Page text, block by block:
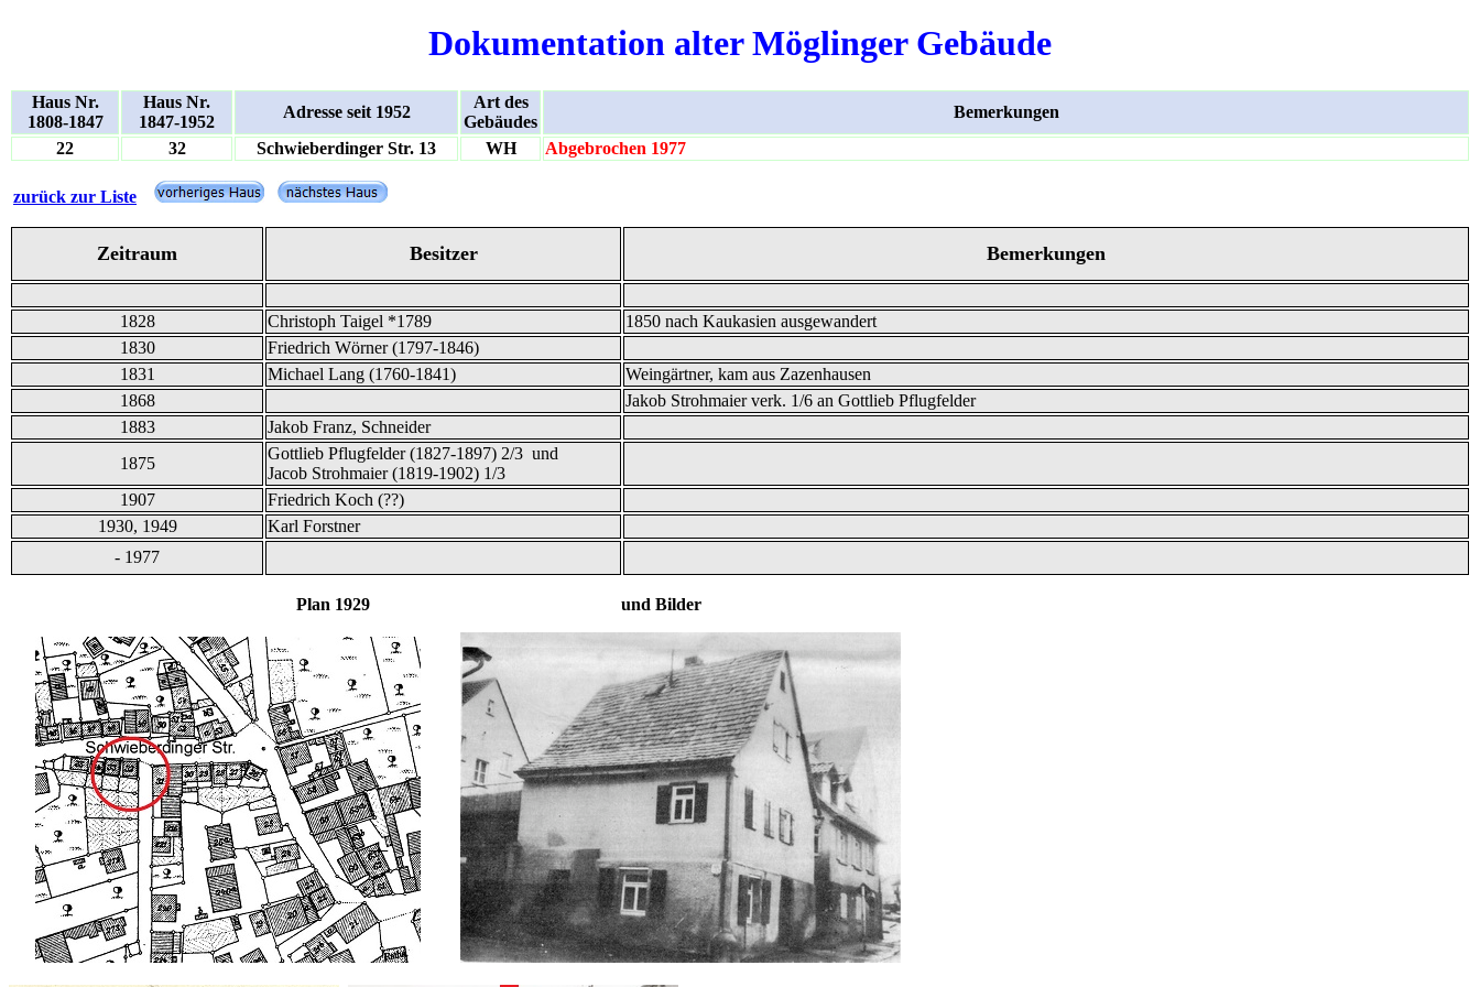
Dokumentation alter Möglinger Gebäude
Haus Nr.
1808-1847
Haus Nr.
1847-1952
Adresse seit 1952
Art des
Gebäudes
Bemerkungen
22
32 Schwieberdinger Str. 13 WH Abgebrochen 1977
zurück zur Liste
Zeitraum Besitzer Bemerkungen
1828 Christoph Taigel *1789
1850 nach Kaukasien ausgewandert
1830
Friedrich Wörner (1797-1846)
1831
Michael Lang (1760-1841)
Weingärtner, kam aus Zazenhausen
1868
Jakob Strohmaier verk. 1/6 an Gottlieb Pflugfelder
1883
Jakob Franz, Schneider
1875
Gottlieb Pflugfelder (1827-1897) 2/3 und
Jacob Strohmaier (1819-1902) 1/3
1907
Friedrich Koch (??)
1930, 1949
Karl Forstner
- 1977
Plan 1929 und Bilder